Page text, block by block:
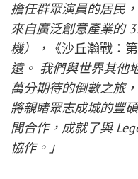
擔任群眾演員的居民
來自廣泛創意產業的
機），
《沙丘瀚戰：
遠。 我們與世界其他
萬分期待的倒數之旅
將親睹眾志成城的豐
間合作，成就了與
協作。」